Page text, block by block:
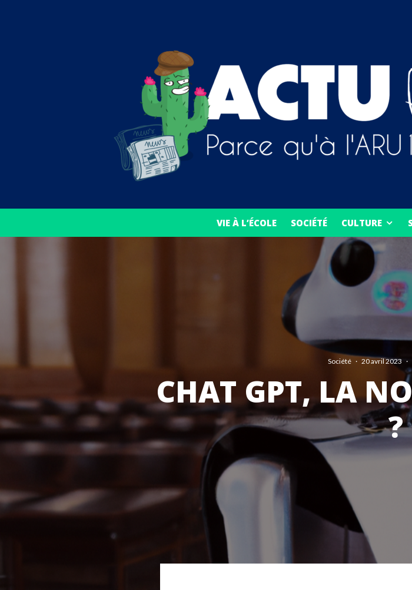
VIE À L’ÉCOLE SOCIÉTÉ CULTURE
Société · 20 avril 2023 ·
CHAT GPT, LA
?